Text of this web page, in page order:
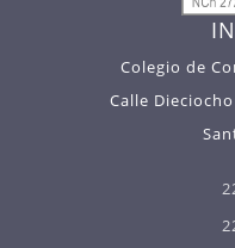
Colegio de
Calle